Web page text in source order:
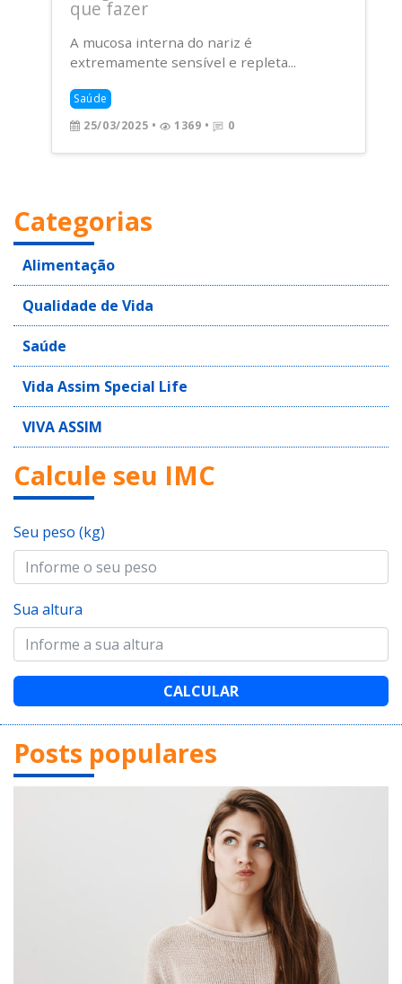
que fazer
A mucosa interna do nariz é
extremamente sensível e repleta...
Saúde
25/03/2025 • 1369 • 0
Categorias
Alimentação
Qualidade de Vida
Saúde
Vida Assim Special Life
VIVA ASSIM
Calcule seu IMC
Seu peso (kg)
Sua altura
CALCULAR
Posts populares